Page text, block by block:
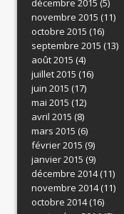
décembre 2015 (5)
novembre 2015 (11)
octobre 2015 (16)
septembre 2015 (13)
août 2015 (4)
juillet 2015 (16)
juin 2015 (17)
mai 2015 (12)
avril 2015 (8)
mars 2015 (6)
février 2015 (9)
janvier 2015 (9)
décembre 2014(11)
novembre 2014(11)
octobre 2014(16)